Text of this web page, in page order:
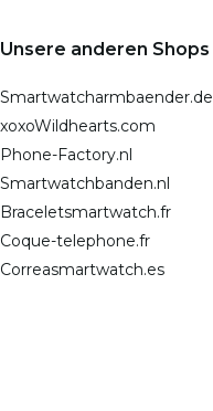
Unsere anderen Shops
Smartwatcharmbaender.de
xoxoWildhearts.com
Phone-Factory.nl
Smartwatchbanden.nl
Braceletsmartwatch.fr
Coque-telephone.fr
Correasmartwatch.es